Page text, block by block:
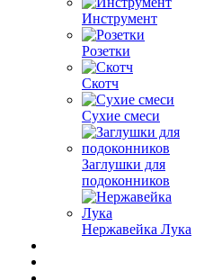
Инструмент
Розетки
Скотч
Сухие смеси
Заглушки для
подоконников
Нержавейка Лука